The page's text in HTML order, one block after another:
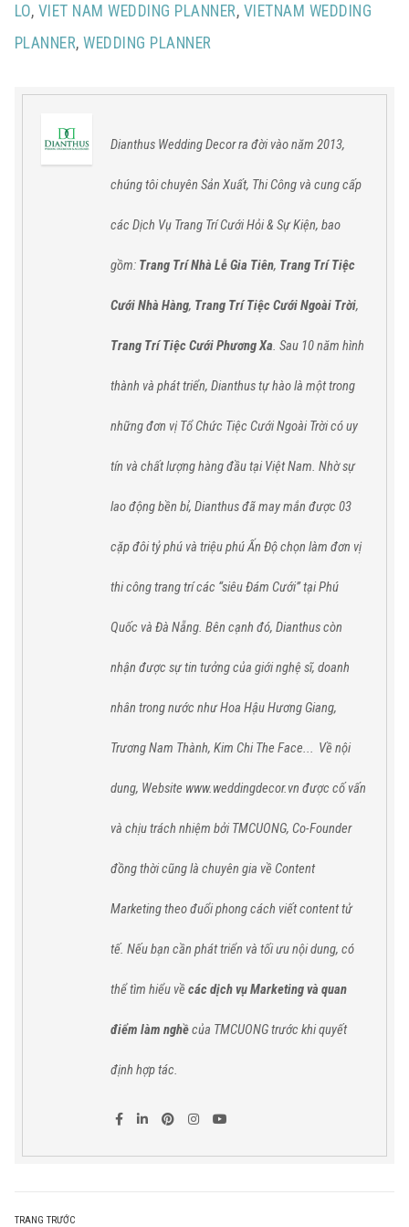
LO, VIET NAM WEDDING PLANNER, VIETNAM WEDDING
PLANNER,WEDDING PLANNER
Dianthus Wedding Decor ra đời vào năm 2013,
chúng tôi chuyên Sản Xuất, Thi Công và cung cấp
các Dịch Vụ Trang Trí Cưới Hỏi & Sự Kiện, bao
gồm: Trang Trí Nhà Lễ Gia Tiên, Trang Trí Tiệc
Cưới Nhà Hàng, Trang Trí Tiệc Cưới Ngoài Trời,
Trang Trí Tiệc Cưới Phương Xa. Sau 10 năm hình
thành và phát triển, Dianthus tự hàolà một trong
những đơn vị Tổ Chức Tiệc Cưới Ngoài Trời có uy
tín và chất lượng hàng đầu tại Việt Nam. Nhờ sự
lao động bền bỉ, Dianthusđãmay mắn được 03
cặp đôi tỷ phú và triệu phú Ấn Độ chọn làm đơn vị
thi công trang trí các “siêu Đám Cưới” tạiPhú
Quốc và Đà Nẵng. Bên cạnh đó, Dianthuscòn
nhận được sự tin tưởng của giới nghệ sĩ, doanh
nhân trong nước như Hoa Hậu Hương Giang,
Trương Nam Thành, Kim Chi The Face... Về nội
dung, Website www.weddingdecor.vn được cố vấn
và chịu trách nhiệm bởi TMCUONG, Co-Founder
đồng thời cũng là chuyên gia về Content
Marketing theo đuổi phong cách viết content tử
tế. Nếu bạn cần phát triển và tối ưu nội dung, có
thể tìm hiểu về các dịch vụ Marketing và quan
điểm làm nghềcủa TMCUONG trước khi quyết
định hợp tác.
TRANG TRƯỚC